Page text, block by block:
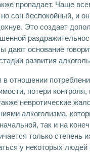
пропадает. Чаще
сон беспокойный, и
Это создает
дают основание
развития
в отношении
потери
невротические
алкоголизма,
так и на
только степень
у некоторых